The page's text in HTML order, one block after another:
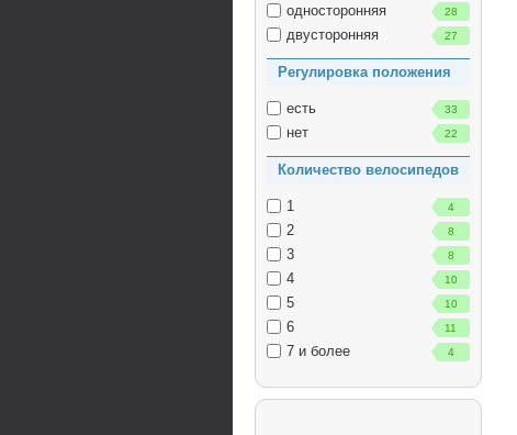
односторонняя 28
двусторонняя 27
Регулировка положения
есть 33
нет 22
Количество велосипедов
1 4
2 8
3 8
4 10
5 10
6 11
7 и более 4